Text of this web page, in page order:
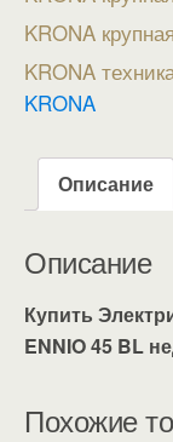
KRONA
KRONA
KRONA
Описание
Описание
Купить
ENNIO 45 BL
Похожие